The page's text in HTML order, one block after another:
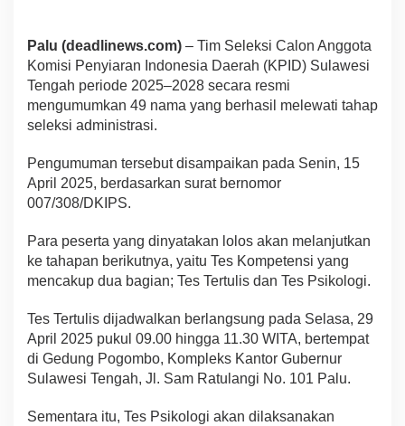
Palu (deadlinews.com) – Tim Seleksi Calon Anggota
Komisi Penyiaran Indonesia Daerah (KPID) Sulawesi
Tengah periode 2025–2028 secara resmi
mengumumkan 49 nama yang berhasil melewati tahap
seleksi administrasi.
Pengumuman tersebut disampaikan pada Senin, 15
April 2025, berdasarkan surat bernomor
007/308/DKIPS.
Para peserta yang dinyatakan lolos akan melanjutkan
ke tahapan berikutnya, yaitu Tes Kompetensi yang
mencakup dua bagian; Tes Tertulis dan Tes Psikologi.
Tes Tertulis dijadwalkan berlangsung pada Selasa, 29
April 2025 pukul 09.00 hingga 11.30 WITA, bertempat
di Gedung Pogombo, Kompleks Kantor Gubernur
Sulawesi Tengah, Jl. Sam Ratulangi No. 101 Palu.
Sementara itu, Tes Psikologi akan dilaksanakan